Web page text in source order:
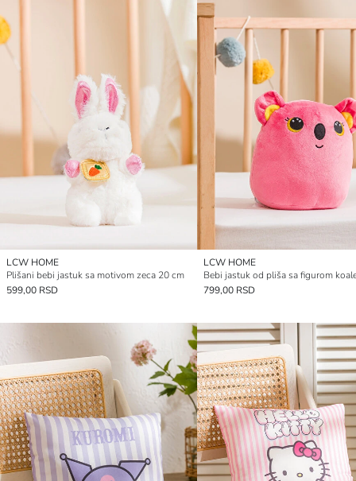
LCW HOME
Plišani bebi jastuk sa motivom zeca 20 cm
599,00 RSD
LCW HOME
799,00 RSD